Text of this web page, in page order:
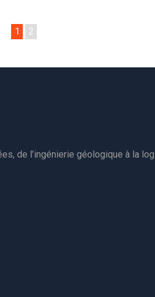
1 2
de l’ingénierie géologique à la